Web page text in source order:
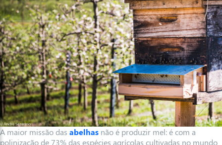
A maior missão das abelhas não é produzir mel: é com a
polinização de 73% das espécies agrícolas cultivadas no mundo